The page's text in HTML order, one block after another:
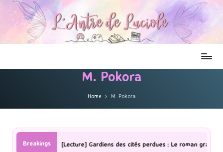
M. Pokora
Home M. Pokora
Breakings
[Lecture] Gardiens des cités perdues : Le roman graphique Tome 1